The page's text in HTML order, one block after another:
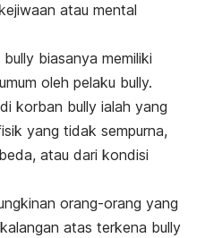
atau mental
bully biasanya memiliki
oleh pelaku bully.
korban bully ialah yang
yang tidak sempurna,
atau dari kondisi
orang-orang yang
atas terkena bully